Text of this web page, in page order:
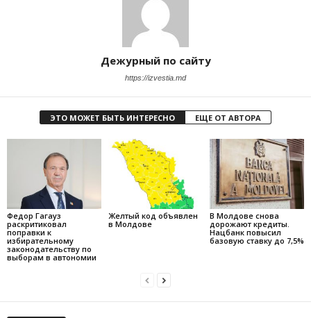
Дежурный по сайту
https://izvestia.md
ЭТО МОЖЕТ БЫТЬ ИНТЕРЕСНО ЕЩЕ ОТ АВТОРА
Федор Гагауз
раскритиковал
поправки к
избирательному
законодательству по
выборам в автономии
Желтый код объявлен
в Молдове
В Молдове снова
дорожают кредиты.
Нацбанк повысил
базовую ставку до 7,5%